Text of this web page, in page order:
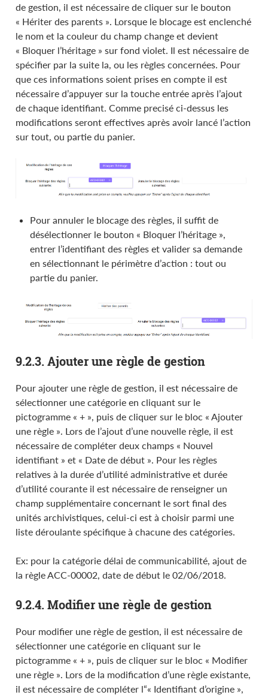
de gestion, il est nécessaire de cliquer sur le bouton
« Hériter des parents ». Lorsque le blocage est enclenché
le nom et la couleur du champ change et devient
« Bloquer l’héritage » sur fond violet. Il est nécessaire de
spécifier par la suite la, ou les règles concernées. Pour
que ces informations soient prises en compte il est
nécessaire d’appuyer sur la touche entrée après l’ajout
de chaque identifiant. Comme precisé ci-dessus les
modifications seront effectives après avoir lancé l’action
sur tout, ou partie du panier.
Pour annuler le blocage des règles, il suffit de
désélectionner le bouton « Bloquer l’héritage »,
entrer l’identifiant des règles et valider sa demande
en sélectionnant le périmètre d’action : tout ou
partie du panier.
9.2.3. Ajouter une règle de gestion
Pour ajouter une règle de gestion, il est nécessaire de
sélectionner une catégorie en cliquant sur le
pictogramme « + », puis de cliquer sur le bloc « Ajouter
une règle ». Lors de l’ajout d’une nouvelle règle, il est
nécessaire de compléter deux champs « Nouvel
identifiant » et « Date de début ». Pour les règles
relatives à la durée d’utilité administrative et durée
d’utilité courante il est nécessaire de renseigner un
champ supplémentaire concernant le sort final des
unités archivistiques, celui-ci est à choisir parmi une
liste déroulante spécifique à chacune des catégories.
Ex: pour la catégorie délai de communicabilité, ajout de
la règle ACC-00002, date de début le 02/06/2018.
9.2.4. Modifier une règle de gestion
Pour modifier une règle de gestion, il est nécessaire de
sélectionner une catégorie en cliquant sur le
pictogramme « + », puis de cliquer sur le bloc « Modifier
une règle ». Lors de la modification d’une règle existante,
il est nécessaire de compléter l“« Identifiant d’origine »,